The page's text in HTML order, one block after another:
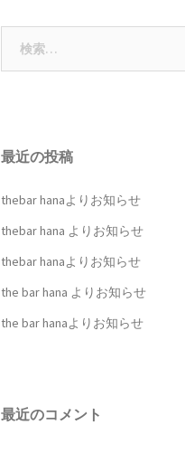
最近の投稿
thebar hanaよりお知らせ
thebar hana よりお知らせ
thebar hanaよりお知らせ
the bar hana よりお知らせ
the bar hanaよりお知らせ
最近のコメント